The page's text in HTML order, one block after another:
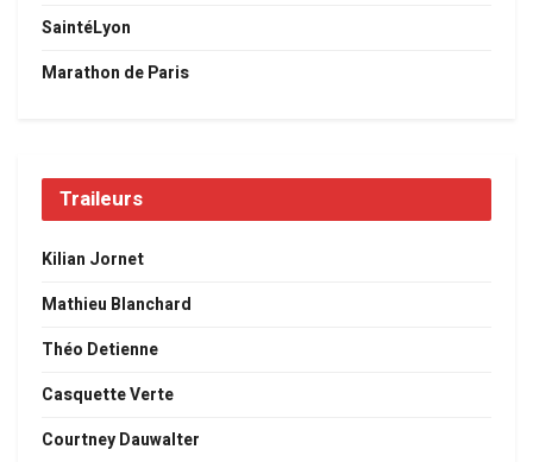
SaintéLyon
Marathon de Paris
Traileurs
Kilian Jornet
Mathieu Blanchard
Théo Detienne
Casquette Verte
Courtney Dauwalter